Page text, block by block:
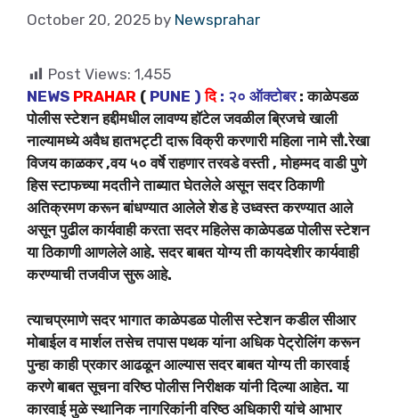
October 20, 2025 by Newsprahar
Post Views: 1,455
NEWS PRAHAR ( PUNE ) दि: २० ऑक्टोबर: काळेपडळ
पोलीस स्टेशन हद्दीमधील लावण्य हॉटेल जवळील ब्रिजचे खाली
नाल्यामध्ये अवैध हातभट्टी दारू विक्री करणारी महिला नामे सौ.रेखा
विजय काळकर ,वय ५० वर्षे राहणार तरवडे वस्ती , मोहम्मद वाडी पुणे
हिस स्टाफच्या मदतीने ताब्यात घेतलेले असून सदर ठिकाणी
अतिक्रमण करून बांधण्यात आलेले शेड हे उध्वस्त करण्यात आले
असून पुढील कार्यवाही करता सदर महिलेस काळेपडळ पोलीस स्टेशन
या ठिकाणी आणलेले आहे. सदर बाबत योग्य ती कायदेशीर कार्यवाही
करण्याची तजवीज सुरू आहे.
त्याचप्रमाणे सदर भागात काळेपडळ पोलीस स्टेशन कडील सीआर
मोबाईल व मार्शल तसेच तपास पथक यांना अधिक पेट्रोलिंग करून
पुन्हा काही प्रकार आढळून आल्यास सदर बाबत योग्य ती कारवाई
करणे बाबत सूचना वरिष्ठ पोलीस निरीक्षक यांनी दिल्या आहेत. या
कारवाई मुळे स्थानिक नागरिकांनी वरिष्ठ अधिकारी यांचे आभार